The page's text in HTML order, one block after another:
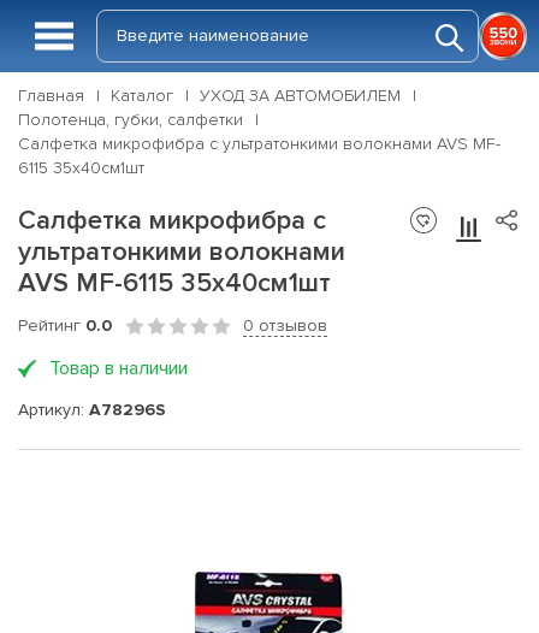
Главная Каталог
УХОД ЗА АВТОМОБИЛЕМ
Полотенца, губки, салфетки
Салфетка микрофибра с ультратонкими волокнами AVS MF-
6115 35х40см1шт
Салфетка микрофибра с
ультратонкими волокнами
AVS MF-6115 35х40см1шт
Рейтинг 0.0 0 отзывов
Товар в наличии
Артикул: A78296S